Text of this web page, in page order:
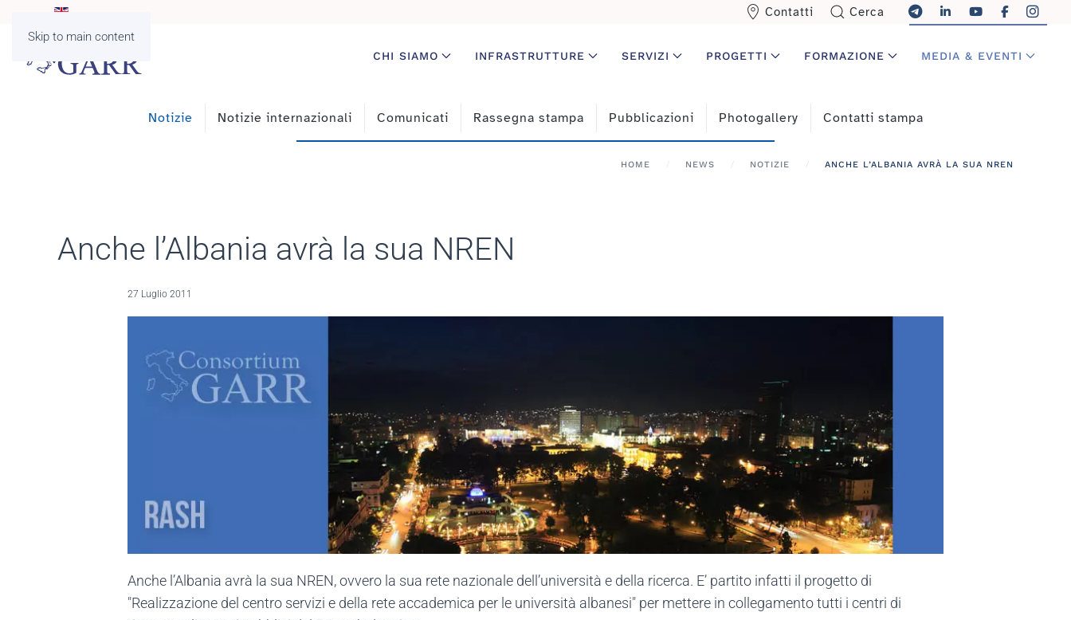
Skip to main content
Contatti Cerca
CHI SIAMO INFRASTRUTTURE SERVIZI PROGETTI FORMAZIONE MEDIA & EVENTI
Notizie Notizie internazionali Comunicati Rassegna stampa Pubblicazioni Photogallery Contatti stampa
HOME NEWS NOTIZIE ANCHE L’ALBANIA AVRÀ LA SUA NREN
Anche l’Albania avrà la sua NREN
27 Luglio 2011
Anche l’Albania avrà la sua NREN, ovvero la sua rete nazionale dell’università e della ricerca. E’ partito infatti il progetto di
"Realizzazione del centro servizi e della rete accademica per le università albanesi" per mettere in collegamento tutti i centri di